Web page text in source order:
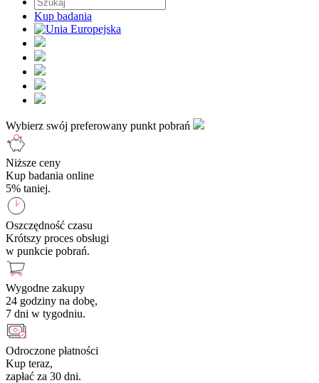
Kup badania
Wybierz swój preferowany punkt pobrań
Niższe ceny
Kup badania online
5% taniej.
Oszczędność czasu
Krótszy proces obsługi
w punkcie pobrań.
Wygodne zakupy
24 godziny na dobę,
7 dni w tygodniu.
Odroczone płatności
Kup teraz,
zapłać za 30 dni.